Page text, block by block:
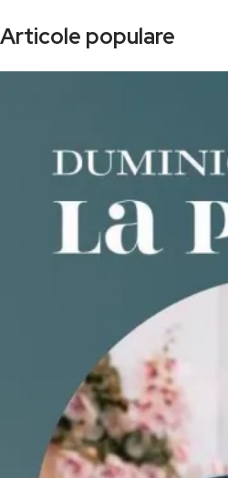
Articole populare